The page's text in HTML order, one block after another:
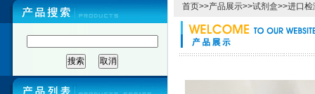
首页>>产品展示>>试剂盒>>进口检